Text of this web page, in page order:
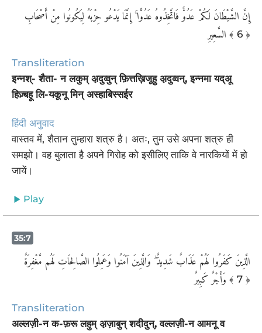
إِنَّ الشَّيْطَانَ لَكُمْ عَدُوٌّ فَاتَّخِذُوهُ عَدُوًّا ۚ إِنَّمَا يَدْعُو حِزْبَهُ لِيَكُونُوا مِنْ أَصْحَابِ
السَّعِيرِ ﴾ 6 ﴿
Transliteration
इन्नश्- शैता- न लकुम् अ़दुव्वुन् फ़ित्तख़िजूहु अ़दुव्वन्, इन्नमा यद्अू
हिज़्बहू लि-यकूनू मिन् अस्हाबिस्सईर
हिंदी अनुवाद
वास्तव में, शैतान तुम्हारा शत्रु है। अतः, तुम उसे अपना शत्रु ही
समझो। वह बुलाता है अपने गिरोह को इसीलिए ताकि वे नारकियों में हो
जायें।
Play
35:7
الَّذِينَ كَفَرُوا لَهُمْ عَذَابٌ شَدِيدٌ ۖ وَالَّذِينَ آمَنُوا وَعَمِلُوا الصَّالِحَاتِ لَهُم مَّغْفِرَةٌ
﴾ 7 ﴿
Transliteration
अल्लज़ी-न क-फ़रू लहुम् अ़ज़ाबुन् शदीदुन्, वल्लज़ी-न आमनू व